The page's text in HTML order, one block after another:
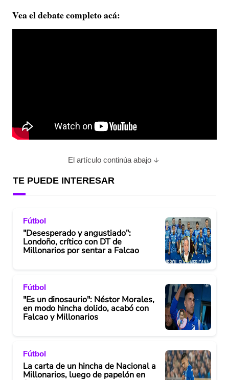
Vea el debate completo acá:
El artículo continúa abajo
TE PUEDE INTERESAR
Fútbol
"Desesperado y angustiado":
Londoño, crítico con DT de
Millonarios por sentar a Falcao
Fútbol
"Es un dinosaurio": Néstor Morales,
en modo hincha dolido, acabó con
Falcao y Millonarios
Fútbol
La carta de un hincha de Nacional a
Millonarios, luego de papelón en